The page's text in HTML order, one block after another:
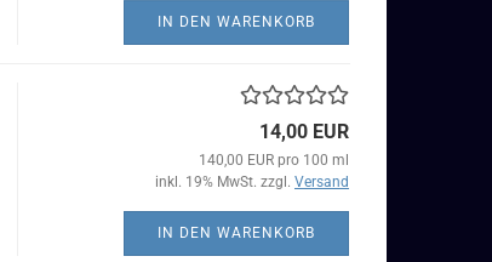
IN DEN WARENKORB
14,00 EUR
140,00 EUR pro 100 ml
inkl. 19% MwSt. zzgl. Versand
IN DEN WARENKORB